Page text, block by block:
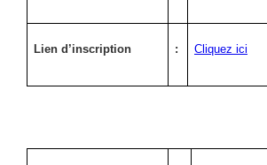
Lien d’inscription : Cliquez ici